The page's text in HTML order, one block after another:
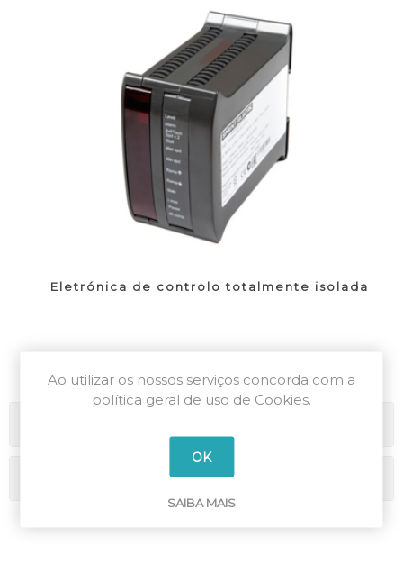
Eletrónica de controlo totalmente isolada
Ao utilizar os nossos serviços concorda com a
política geral de uso de Cookies.
OK
SAIBA MAIS